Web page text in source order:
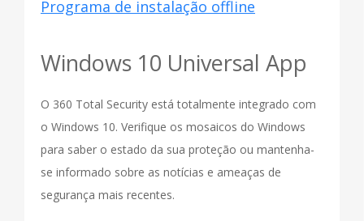
Programa de instalação offline
Windows 10 Universal App
O 360 Total Security está totalmente integrado com
o Windows 10. Verifique os mosaicos do Windows
para saber o estado da sua proteção ou mantenha-
se informado sobre as notícias e ameaças de
segurança mais recentes.